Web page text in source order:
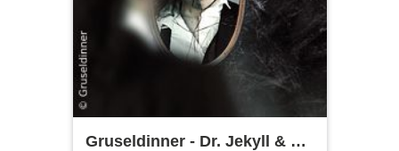
Gruseldinner - Dr. Jekyll & Mr.